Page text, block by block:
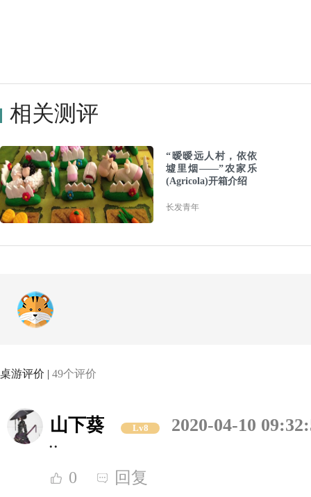
相关测评
“暧暧远人村，依依
墟里烟——”农家乐
(Agricola)开箱介绍
长发青年
桌游评价 | 49个评价
山下葵 Lv8
2020-04-10
..
0 回复